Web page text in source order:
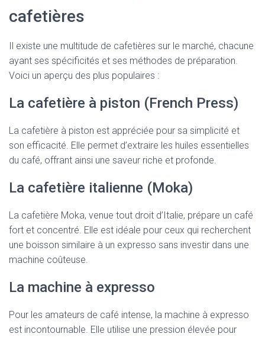
cafetières
Il existe une multitude de cafetières sur le marché, chacune
ayant ses spécificités et ses méthodes de préparation.
Voici un aperçu des plus populaires :
La cafetière à piston (French Press)
La cafetière à piston est appréciée pour sa simplicité et
son efficacité. Elle permet d’extraire les huiles essentielles
du café, offrant ainsi une saveur riche et profonde.
La cafetière italienne (Moka)
La cafetière Moka, venue tout droit d’Italie, prépare un café
fort et concentré. Elle est idéale pour ceux qui recherchent
une boisson similaire à un expresso sans investir dans une
machine coûteuse.
La machine à expresso
Pour les amateurs de café intense, la machine à expresso
est incontournable. Elle utilise une pression élevée pour